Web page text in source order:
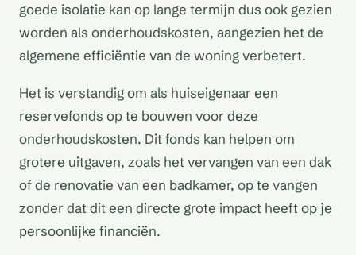
goede isolatie kan op lange termijn dus ook gezien
worden als onderhoudskosten, aangezien het de
algemene efficiëntie van de woning verbetert.
Het is verstandig om als huiseigenaar een
reservefonds op te bouwen voor deze
onderhoudskosten. Dit fonds kan helpen om
grotere uitgaven, zoals het vervangen van een dak
of de renovatie van een badkamer, op te vangen
zonder dat dit een directe grote impact heeft op je
persoonlijke financiën.